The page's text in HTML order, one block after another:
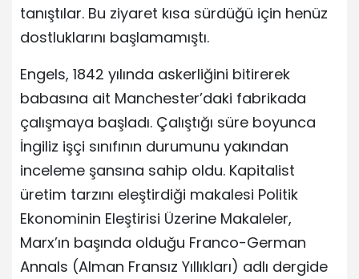
tanıştılar. Bu ziyaret kısa sürdüğü için henüz
dostluklarını başlamamıştı.
Engels, 1842 yılında askerliğini bitirerek
babasına ait Manchester’daki fabrikada
çalışmaya başladı. Çalıştığı süre boyunca
İngiliz işçi sınıfının durumunu yakından
inceleme şansına sahip oldu. Kapitalist
üretim tarzını eleştirdiği makalesi Politik
Ekonominin Eleştirisi Üzerine Makaleler,
Marx’ın başında olduğu Franco-German
Annals (Alman Fransız Yıllıkları) adlı dergide